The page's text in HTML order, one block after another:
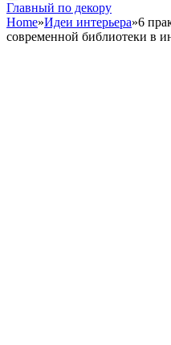
Главный по декору
Home»Идеи интерьера»6
современной библиотеки в